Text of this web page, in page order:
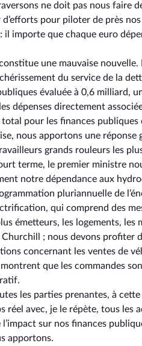
ne doit pas nous faire
pour piloter de près
importe que chaque euro
une mauvaise
du service de la
évaluée à 0,6 milliard,
dépenses directement
pour les finances
nous apportons une réponse
grands rouleurs les
terme, le premier ministre
notre dépendance aux
pluriannuelle de
qui comprend des
émetteurs, les logements,
; nous devons profiter
concernant les ventes de
que les commandes
les parties prenantes, à
réel avec, je le répète, tous les
sur nos finances
apportons.